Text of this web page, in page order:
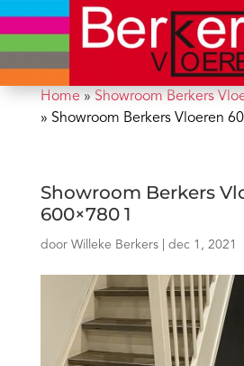
Home» Showroom Berkers
» Showroom Berkers Vloeren
Showroom Berkers
600×780 1
door Willeke Berkers| dec 1, 2021